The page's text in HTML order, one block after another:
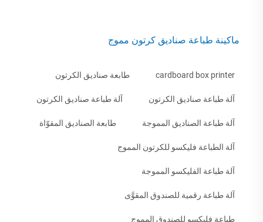
ماكينة طباعة صناديق كرتون مموج
cardboard box printer طابعة صناديق الكرتون
آلة طباعة صناديق الكرتون آلة طباعة صناديق الكرتون
آلة طباعة الصناديق المموجة طابعة الصناديق المقوّاة
آلة الطباعة فليكسو للكرتون المموج
آلة طباعة الفليكسو المموجة
آلة طباعة رقمية للصندوق المقوَّى
طباعة فليكسو للصندوق المموج